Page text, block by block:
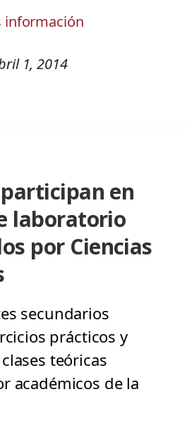
información
1, 2014
en
laboratorio
por Ciencias
secundarios
prácticos y
teóricas
académicos de la